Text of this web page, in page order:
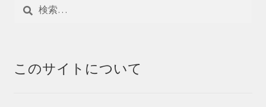
このサイトについて